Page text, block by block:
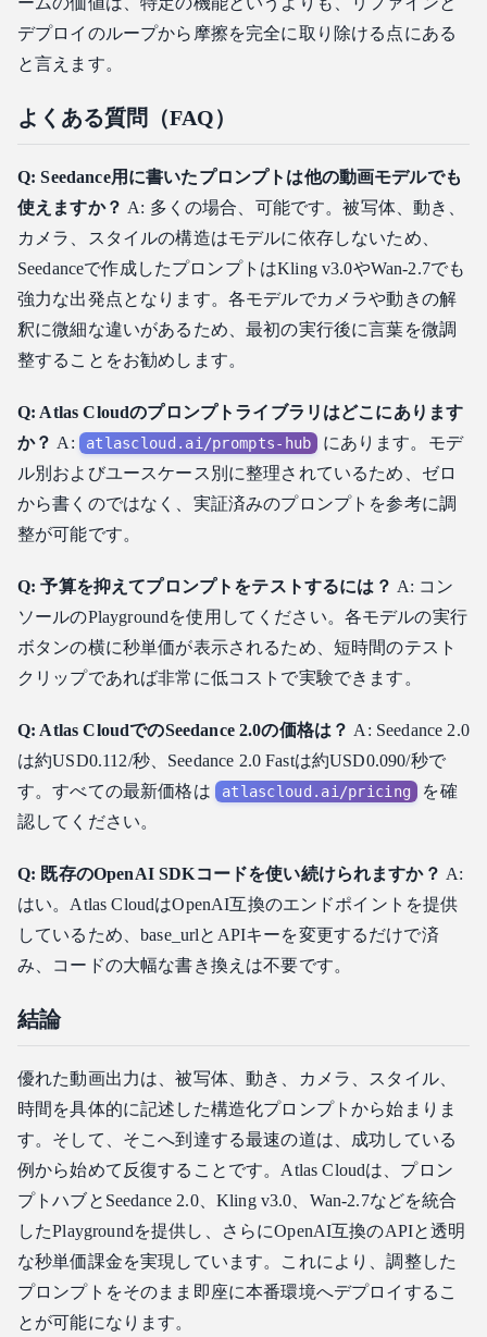
デプロイのループから摩擦を完全に取り除ける点にある
と言えます。
よくある質問（FAQ）
Q: Seedance用に書いたプロンプトは他の動画モデルでも
使えますか？ A: 多くの場合、可能です。被写体、動き、
カメラ、スタイルの構造はモデルに依存しないため、
Seedanceで作成したプロンプトはKling v3.0やWan-2.7でも
強力な出発点となります。各モデルでカメラや動きの解
釈に微細な違いがあるため、最初の実行後に言葉を微調
整することをお勧めします。
Q: Atlas Cloudのプロンプトライブラリはどこにあります
か？ A: atlascloud.ai/prompts-hub
にあります。モデ
ル別およびユースケース別に整理されているため、ゼロ
から書くのではなく、実証済みのプロンプトを参考に調
整が可能です。
Q: 予算を抑えてプロンプトをテストするには？ A: コン
ソールのPlaygroundを使用してください。各モデルの実行
ボタンの横に秒単価が表示されるため、短時間のテスト
クリップであれば非常に低コストで実験できます。
Q: Atlas CloudでのSeedance 2.0の価格は？ A: Seedance 2.0
は約USD0.112/秒、Seedance 2.0 Fastは約USD0.090/秒で
す。すべての最新価格は
atlascloud.ai/pricing
を確
認してください。
Q: 既存のOpenAI SDKコードを使い続けられますか？ A:
はい。Atlas CloudはOpenAI互換のエンドポイントを提供
しているため、base_urlとAPIキーを変更するだけで済
み、コードの大幅な書き換えは不要です。
結論
優れた動画出力は、被写体、動き、カメラ、スタイル、
時間を具体的に記述した構造化プロンプトから始まりま
す。そして、そこへ到達する最速の道は、成功している
例から始めて反復することです。Atlas Cloudは、プロン
プトハブとSeedance 2.0、Kling v3.0、Wan-2.7などを統合
したPlaygroundを提供し、さらにOpenAI互換のAPIと透明
な秒単価課金を実現しています。これにより、調整した
プロンプトをそのまま即座に本番環境へデプロイするこ
とが可能になります。